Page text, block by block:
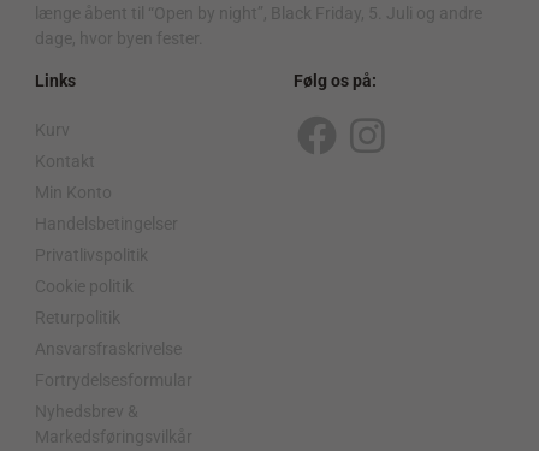
længe åbent til “Open by night”, Black Friday, 5. Juli og andre
dage, hvor byen fester.
Links
Kurv
Kontakt
Min Konto
Handelsbetingelser
Privatlivspolitik
Cookie politik
Returpolitik
Ansvarsfraskrivelse
Fortrydelsesformular
Nyhedsbrev &
Markedsføringsvilkår
Følg os på:
F
I